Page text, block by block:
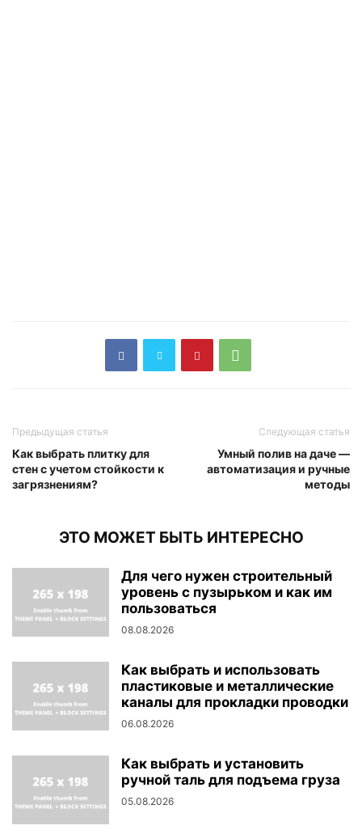
Предыдущая статья
Как выбрать плитку для
стен с учетом стойкости к
загрязнениям?
Следующая статья
Умный полив на даче —
автоматизация и ручные
методы
ЭТО МОЖЕТ БЫТЬ ИНТЕРЕСНО
Для чего нужен строительный
уровень с пузырьком и как им
пользоваться
08.08.2026
Как выбрать и использовать
пластиковые и металлические
каналы для прокладки проводки
06.08.2026
Как выбрать и установить
ручной таль для подъема груза
05.08.2026